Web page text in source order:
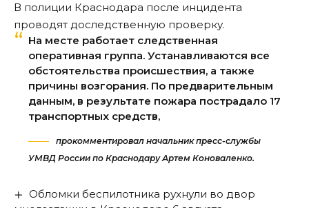
В полиции Краснодара после инцидента
проводят доследственную проверку.
На месте работает следственная
оперативная группа. Устанавливаются все
обстоятельства происшествия, а также
причины возгорания. По предварительным
данным, в результате пожара пострадало 17
транспортных средств,
прокомментировал начальник пресс-службы
УМВД России по Краснодару Артем Коноваленко.
Обломки беспилотника рухнули во двор